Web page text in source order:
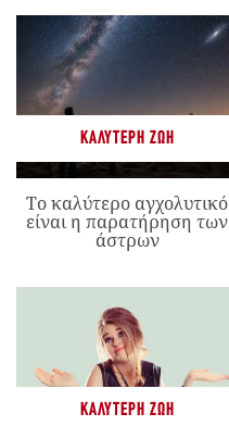
ΚΑΛΎΤΕΡΗ ΖΩΉ
Το καλύτερο αγχολυτικό
είναι η παρατήρηση των
άστρων
ΚΑΛΎΤΕΡΗ ΖΩΉ